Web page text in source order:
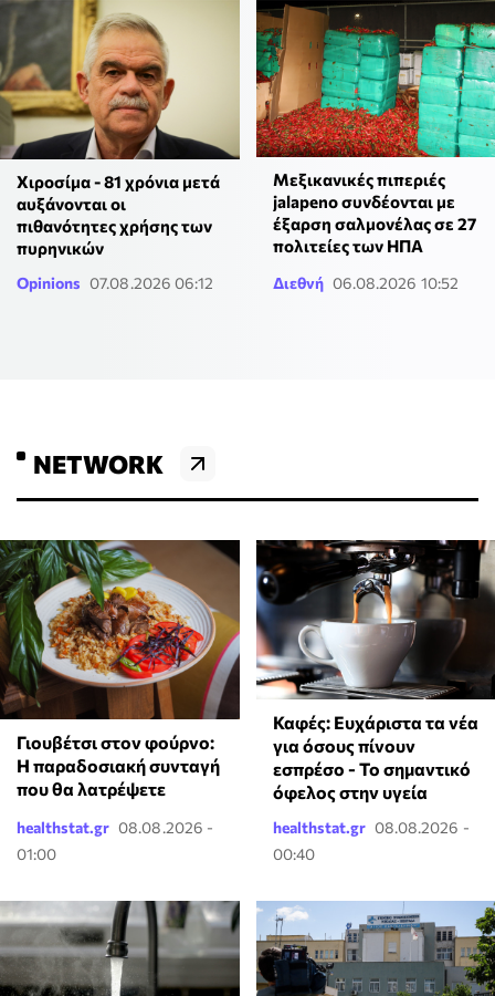
Χιροσίμα - 81 χρόνια μετά
αυξάνονται οι
πιθανότητες χρήσης των
πυρηνικών
Opinions 07.08.2026 06:12
Μεξικανικές πιπεριές
jalapeno συνδέονται με
έξαρση σαλμονέλας σε 27
πολιτείες των ΗΠΑ
Διεθνή 06.08.2026 10:52
NETWORK
Γιουβέτσι στον φούρνο:
Η παραδοσιακή συνταγή
που θα λατρέψετε
healthstat.gr 08.08.2026 -
01:00
Καφές: Ευχάριστα τα νέα
για όσους πίνουν
εσπρέσο - Το σημαντικό
όφελος στην υγεία
healthstat.gr 08.08.2026 -
00:40